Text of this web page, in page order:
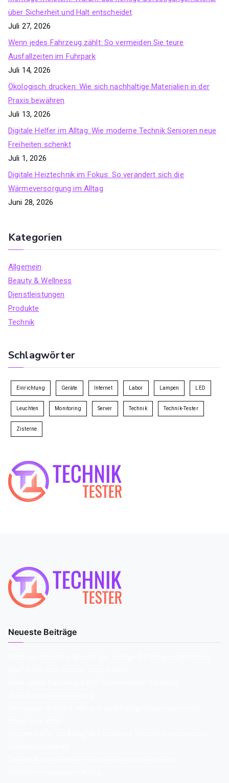
über Sicherheit und Halt entscheidet
Juli 27, 2026
Wenn jedes Fahrzeug zählt: So vermeiden Sie teure
Ausfallzeiten im Fuhrpark
Juli 14, 2026
Ökologisch drucken: Wie sich nachhaltige Materialien in der
Praxis bewähren
Juli 13, 2026
Digitale Helfer im Alltag: Wie moderne Technik Senioren neue
Freiheiten schenkt
Juli 1, 2026
Digitale Heiztechnik im Fokus: So verändert sich die
Wärmeversorgung im Alltag
Juni 28, 2026
Kategorien
Allgemein
Beauty & Wellness
Dienstleistungen
Produkte
Technik
Schlagwörter
Einrichtung Geräte Internet Labor Lampen LED
Leuchten Monitoring Server Technik Technik-Tester
Zisterne
Neueste Beiträge